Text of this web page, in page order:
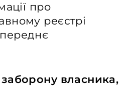
про
реєстрі
власника,